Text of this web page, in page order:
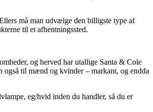
må man udvælge den billigste type af
til et afhentningssted.
og herved har utallige Santa & Cole
også til mænd og kvinder – markant, og endda
eg/hvid inden du handler, så du er